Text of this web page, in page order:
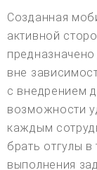
Созданная
активной
вне
с внедрением
возможности
каждым
брать отгулы
выполнения